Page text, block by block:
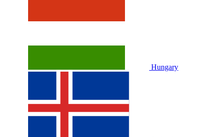
Hungary